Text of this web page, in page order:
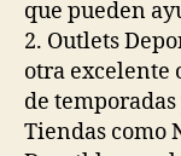
que pueden
2. Outlets
otra excelente
de
Tiendas como